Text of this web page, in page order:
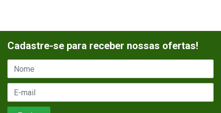
Cadastre-se para receber nossas ofertas!